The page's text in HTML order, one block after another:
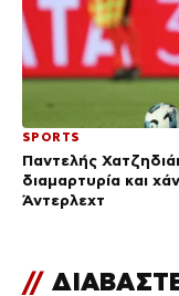
SPORTS
Παντελής
διαμαρτυρία και
Άντερλεχτ
//